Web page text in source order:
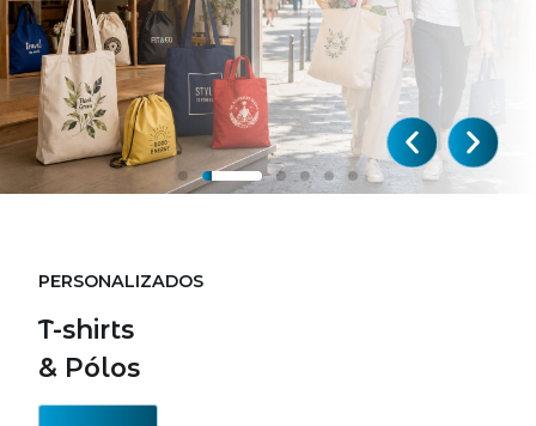
Crie o saco
Perfeito
PERSONALIZADOS
T-shirts
& Pólos